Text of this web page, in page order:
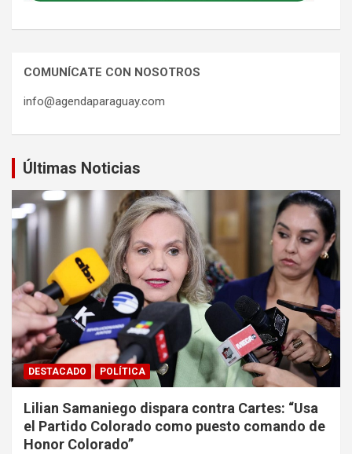
COMUNÍCATE CON NOSOTROS
info@agendaparaguay.com
Últimas Noticias
DESTACADO POLÍTICA
Lilian Samaniego dispara contra Cartes: “Usa
el Partido Colorado como puesto comando de
Honor Colorado”